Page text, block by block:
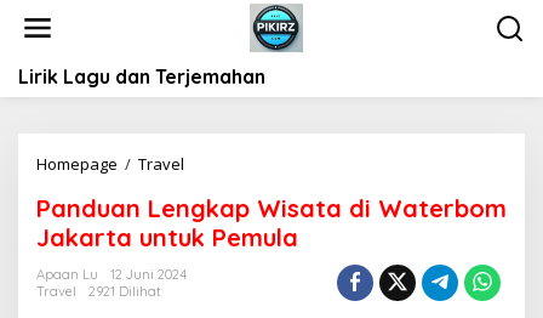
Lirik Lagu dan Terjemahan
Homepage / Travel
n
d
a
Panduan Lengkap Wisata di Waterbom
Jakarta untuk Pemula
Apaan Lu
12 Juni 2024
Travel
2921 Dilihat